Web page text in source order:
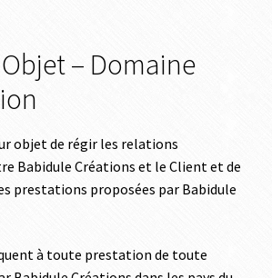
– Domaine
objet de régir les relations
Babidule Créations et le Client et de
prestations proposées par Babidule
à toute prestation de toute